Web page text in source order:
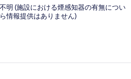
明 (施設における煙感知器の有無につい
情報提供はありません)